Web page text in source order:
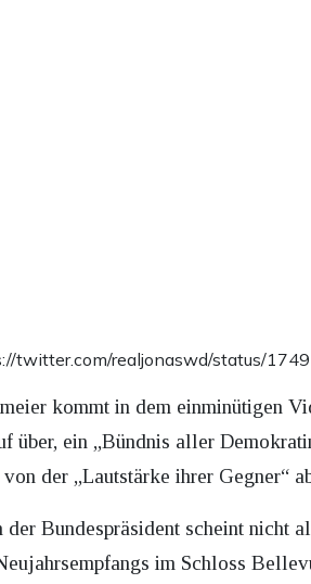
twitter.com/realjonaswd/status/
kommt in dem einminütigen
über, ein „Bündnis aller
der „Lautstärke ihrer Gegner“
der Bundespräsident scheint nicht
im Schloss